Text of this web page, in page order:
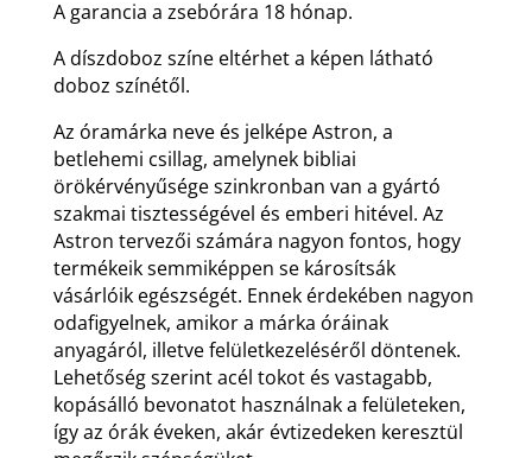
A garancia a zsebórára 18 hónap.
A díszdoboz színe eltérhet a képen látható
doboz színétől.
Az óramárka neve és jelképe Astron, a
betlehemi csillag, amelynek bibliai
örökérvényűsége szinkronban van a gyártó
szakmai tisztességével és emberi hitével. Az
Astron tervezői számára nagyon fontos, hogy
termékeik semmiképpen se károsítsák
vásárlóik egészségét. Ennek érdekében nagyon
odafigyelnek, amikor a márka óráinak
anyagáról, illetve felületkezeléséről döntenek.
Lehetőség szerint acél tokot és vastagabb,
kopásálló bevonatot használnak a felületeken,
így az órák éveken, akár évtizedeken keresztül